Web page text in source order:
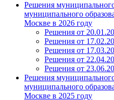
Решения
муниципального
Москве в 2026 году
Решения от
Решения от
Решения от
Решения от
Решения от
Решения
муниципального
Москве в 2025 году